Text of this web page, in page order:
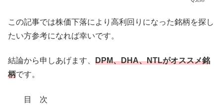
この記事では株価下落により高利回りになった銘柄を探し
たい方参考になれば幸いです。
結論から申しあげます、 DPM、DHA、NTLがオススメ銘
柄です。
目 次